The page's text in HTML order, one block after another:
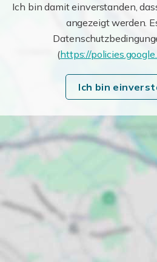
Ich bin damit einverstanden,
angezeigt werden.
(https://
Ich bin